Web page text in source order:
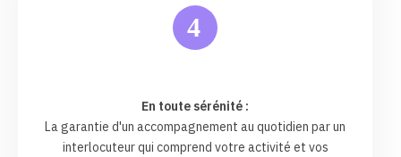
4
En toute sérénité :
La garantie d'un accompagnement au quotidien par un
interlocuteur qui comprend votre activité et vos